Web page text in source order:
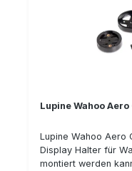
max. Ladedauer: 3h Lieferumfang: C14 Mag
Lupine Wahoo
Lupine Wahoo Aero
Display Halter für
montiert werden